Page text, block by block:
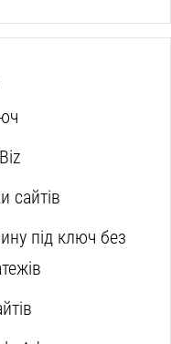
сайтів
під ключ без